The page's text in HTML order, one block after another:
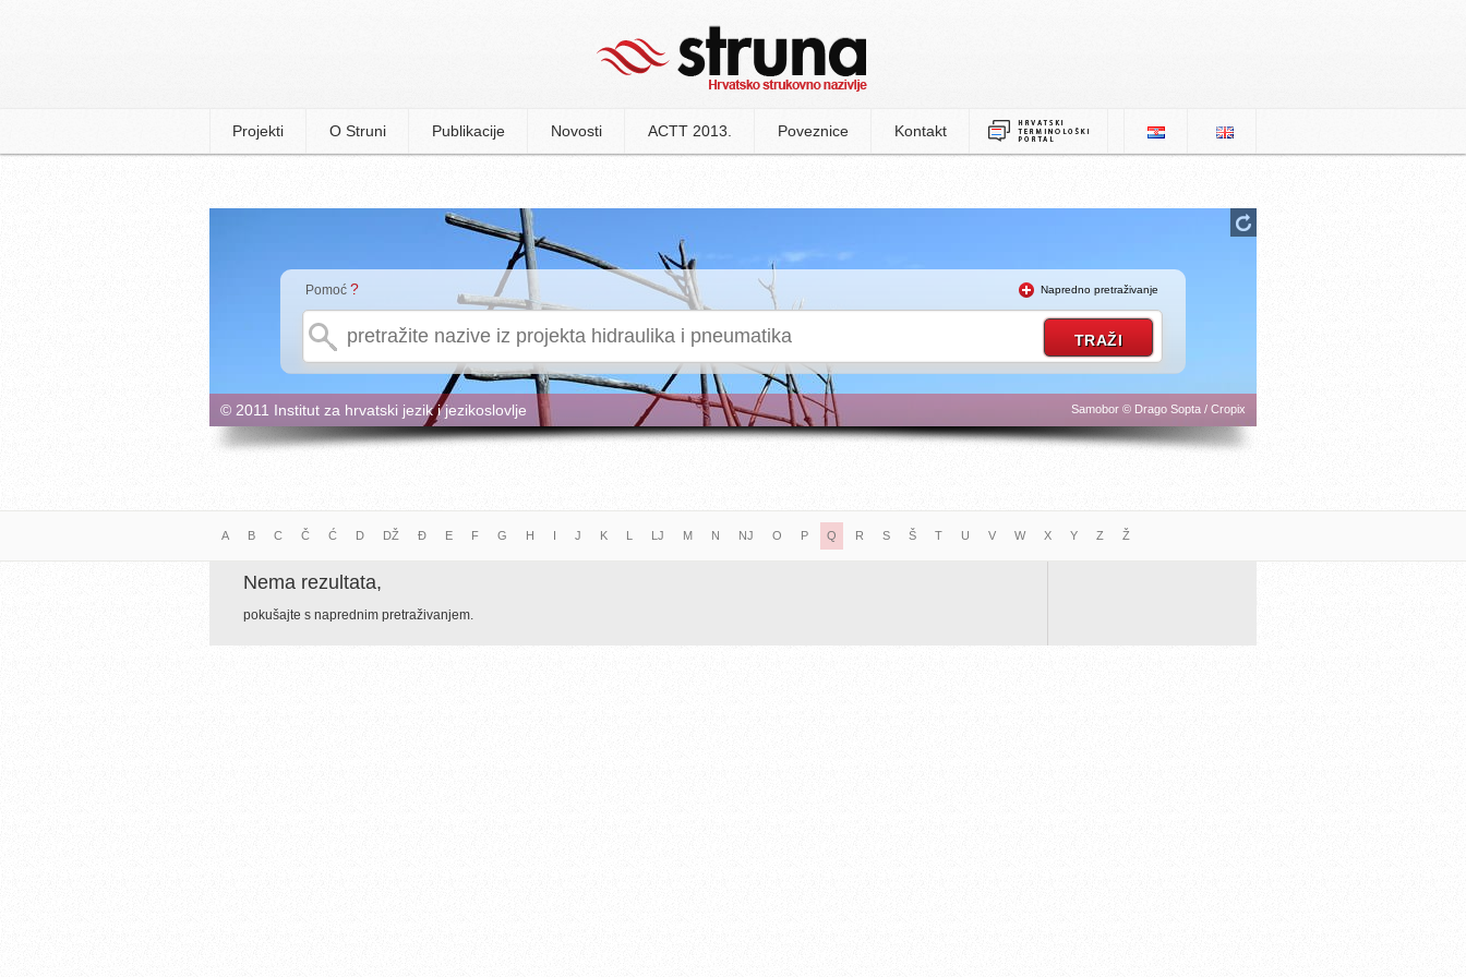
Projekti O Struni Publikacije Novosti ACTT 2013. Poveznice Kontakt
Pomoć ? Napredno pretraživanje
© 2011 Institut za hrvatski jezik i jezikoslovlje Samobor © Drago Sopta / Cropix
A B C Č Ć D DŽ Đ E F G H I J K L LJ M N NJ O P Q R S Š T U V W X Y Z Ž
Nema rezultata,
pokušajte s naprednim pretraživanjem.